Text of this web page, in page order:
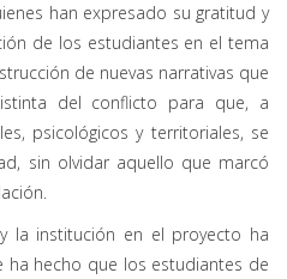
han expresado su gratitud y
de los estudiantes en el tema
de nuevas narrativas que
del conflicto para que, a
psicológicos y territoriales, se
sin olvidar aquello que marcó
la institución en el proyecto ha
hecho que los estudiantes de